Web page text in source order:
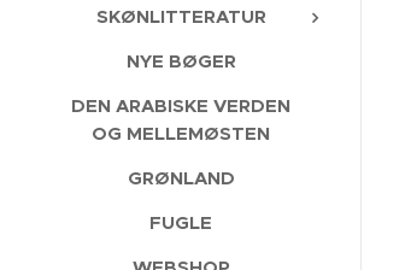
SKØNLITTERATUR
NYE BØGER
DEN ARABISKE VERDEN
OG MELLEMØSTEN
GRØNLAND
FUGLE